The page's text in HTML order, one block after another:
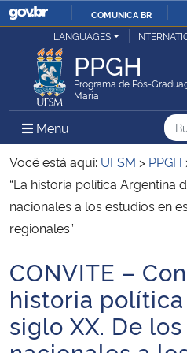
IR
O
COMUNICA BR
Ministério da Justiça e Segurança Pública
Ministério da Defesa
Ministério das Relações Exteriores
Ministério da Economia
Ministério da Infraestrutura
Ministério da Agricultura, Pecuária e
Ministério da Educação
LANGUAGES
PPGH
Programa de Pós-
Maria
Menu Menu Principal do
Você está aqui: UFSM > PPGH
“La historia política Argentina
nacionales a los estudios en
regionales”
Início do conteúdo
CONVITE –
historia
siglo XX. De